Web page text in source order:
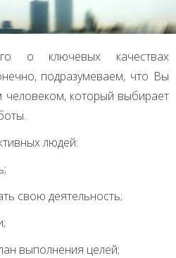
о ключевых качествах
подразумеваем, что Вы
который выбирает
людей:
свою деятельность;
выполнения целей;